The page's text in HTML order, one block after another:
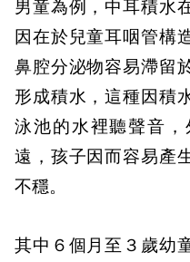
男童為例，中耳積水
因在於兒童耳咽管構
鼻腔分泌物容易滯留
形成積水，這種因積
泳池的水裡聽聲音
遠，孩子因而容易產
不穩。
其中６個月至３歲幼